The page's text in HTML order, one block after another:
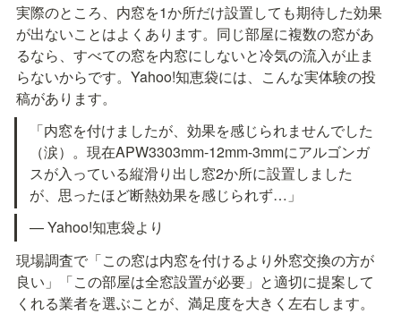
実際のところ、内窓を1か所だけ設置しても期待した効果
が出ないことはよくあります。同じ部屋に複数の窓があ
るなら、すべての窓を内窓にしないと冷気の流入が止ま
らないからです。Yahoo!知恵袋には、こんな実体験の投
稿があります。
「内窓を付けましたが、効果を感じられませんでした
（涙）。現在APW3303mm-12mm-3mmにアルゴンガ
スが入っている縦滑り出し窓2か所に設置しました
が、思ったほど断熱効果を感じられず…」
— Yahoo!知恵袋より
現場調査で「この窓は内窓を付けるより外窓交換の方が
良い」「この部屋は全窓設置が必要」と適切に提案して
くれる業者を選ぶことが、満足度を大きく左右します。